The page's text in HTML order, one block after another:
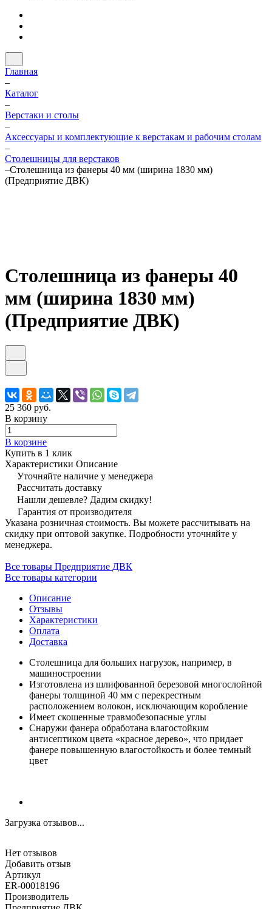
Главная
–
Каталог
–
Верстаки и столы
–
Аксессуары и комплектующие к верстакам и рабочим столам
–
Столешницы для верстаков
–Столешница из фанеры 40 мм (ширина 1830 мм)
(Предприятие ДВК)
Столешница из фанеры 40
мм (ширина 1830 мм)
(Предприятие ДВК)
25 360 руб.
В корзину
В корзине
Купить в 1 клик
Характеристики Описание
Уточняйте наличие у менеджера
Рассчитать доставку
Нашли дешевле? Дадим скидку!
Гарантия от производителя
Указана розничная стоимость. Вы можете рассчитывать на
скидку при оптовой закупке. Подробности уточняйте у
менеджера.
Все товары Предприятие ДВК
Все товары категории
Описание
Отзывы
Характеристики
Оплата
Доставка
Столешница для больших нагрузок, например, в
машиностроении
Изготовлена из шлифованной березовой многослойной
фанеры толщиной 40 мм с перекрестным
расположением волокон, исключающим коробление
Имеет скошенные травмобезопасные углы
Снаружи фанера обработана влагостойким
антисептиком цвета «красное дерево», что придает
фанере повышенную влагостойкость и более темный
цвет
Загрузка отзывов...
Нет отзывов
Добавить отзыв
Артикул
ER-00018196
Производитель